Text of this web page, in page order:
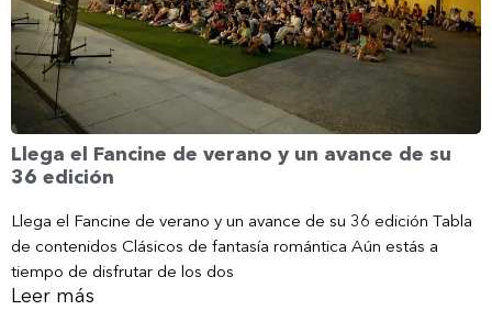
Llega el Fancine de verano y un avance de su
36 edición
Llega el Fancine de verano y un avance de su 36 edición Tabla
de contenidos Clásicos de fantasía romántica Aún estás a
tiempo de disfrutar de los dos
Leer más